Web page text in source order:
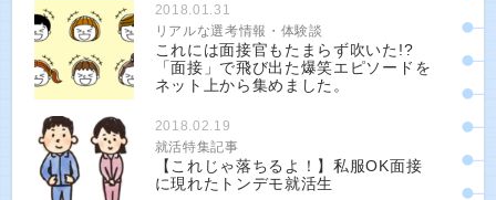
2018.01.31
リアルな選考情報・体験談
これには面接官もたまらず吹いた!?
「面接」で飛び出た爆笑エピソードを
ネット上から集めました。
2018.02.19
就活特集記事
【これじゃ落ちるよ！】私服OK面接
に現れたトンデモ就活生